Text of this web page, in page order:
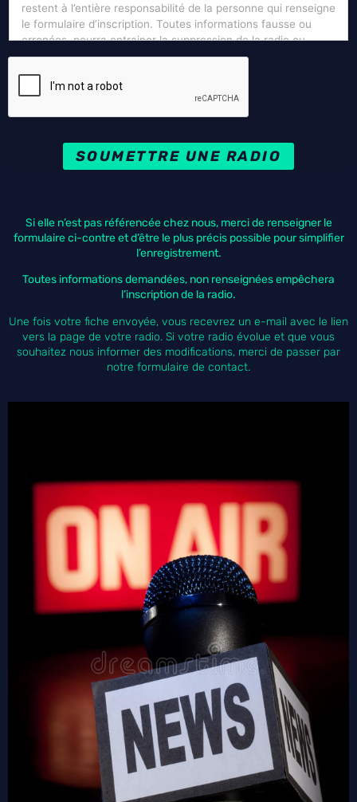
restent à l’entière responsabilité de la personne qui renseigne
le formulaire d’inscription. Toutes informations fausse ou
erronées, pourra entrainer la suppression de la radio ou
webradio sur le site.
SOUMETTRE UNE RADIO
Si elle n’est pas référencée chez nous, merci de renseigner le
formulaire ci-contre et d’être le plus précis possible pour simplifier
l’enregistrement.
Toutes informations demandées, non renseignées empêchera
l’inscription de la radio.
Une fois votre fiche envoyée, vous recevrez un e-mail avec le lien
vers la page de votre radio. Si votre radio évolue et que vous
souhaitez nous informer des modifications, merci de passer par
notre formulaire de contact.